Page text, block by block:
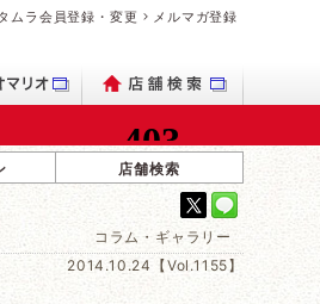
ムラ会員登録・変更 メルマガ登録
店舗検索
コラム・ギャラリー
2014.10.24【Vol.1155】